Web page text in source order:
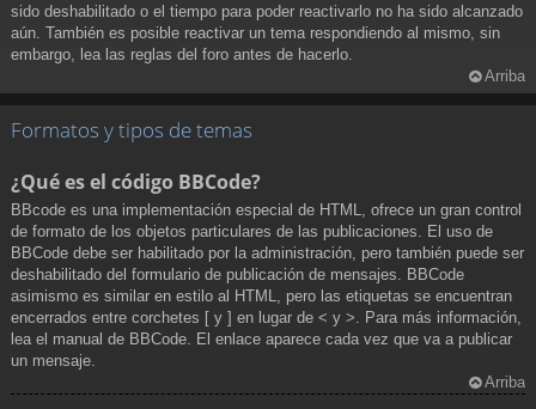
sido deshabilitado o el tiempo para poder reactivarlo no ha sido alcanzado
aún. También es posible reactivar un tema respondiendo al mismo, sin
embargo, lea las reglas del foro antes de hacerlo.
Arriba
Formatos y tipos de temas
¿Qué es el código BBCode?
BBcode es una implementación especial de HTML, ofrece un gran control
de formato de los objetos particulares de las publicaciones. El uso de
BBCode debe ser habilitado por la administración, pero también puede ser
deshabilitado del formulario de publicación de mensajes. BBCode
asimismo es similar en estilo al HTML, pero las etiquetas se encuentran
encerrados entre corchetes [ y ] en lugar de < y >. Para más información,
lea el manual de BBCode. El enlace aparece cada vez que va a publicar
un mensaje.
Arriba